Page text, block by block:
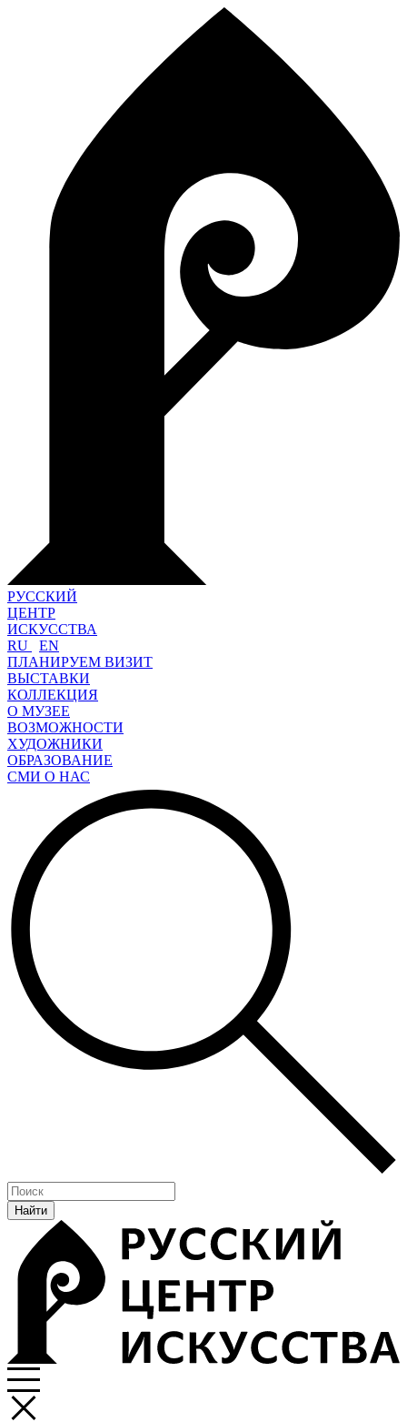
РУССКИЙ
ЦЕНТР
ИСКУССТВА
RU
EN
ПЛАНИРУЕМ ВИЗИТ
ВЫСТАВКИ
КОЛЛЕКЦИЯ
О МУЗЕЕ
ВОЗМОЖНОСТИ
ХУДОЖНИКИ
ОБРАЗОВАНИЕ
СМИ О НАС